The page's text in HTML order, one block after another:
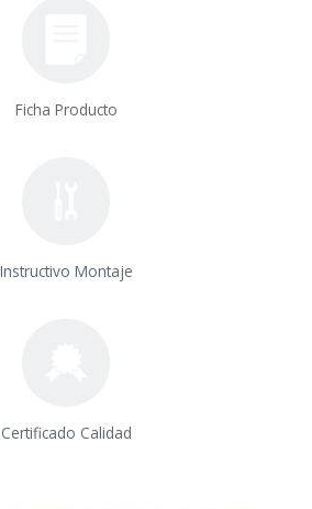
Ficha Producto
Instructivo Montaje
Certificado Calidad